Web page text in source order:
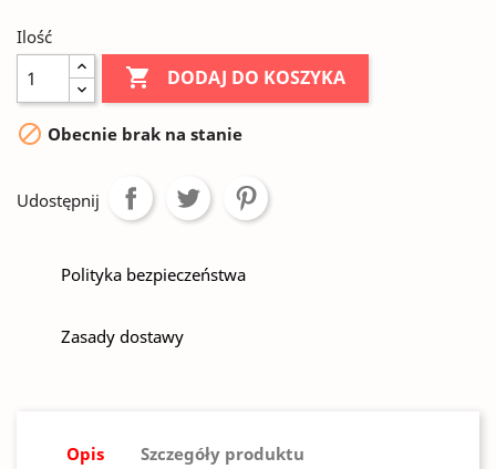
Ilość
 DODAJ DO KOSZYKA
 Obecnie brak na stanie
Udostępnij
Polityka bezpieczeństwa
Zasady dostawy
Opis Szczegóły produktu